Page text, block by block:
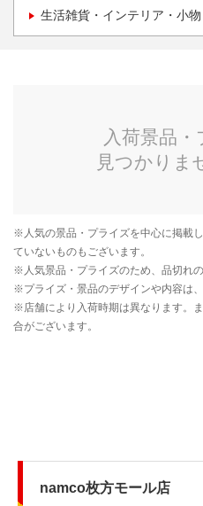
生活雑貨・インテリア・小物
namco枚方モール店